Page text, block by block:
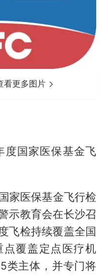
看更多图片
度国家医保基金飞
家医保基金飞行检
示教育会在长沙召
飞检持续覆盖全国
覆盖定点医疗机
类主体，并专门将